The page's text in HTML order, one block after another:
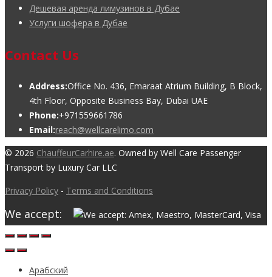
Дешевая аренда лимузинов в Дубае
Услуги шофера в Дубае
Contact Us
Address:Office No. 436, Emaraat Atrium Building, B Block,
4th Floor, Opposite Business Bay, Dubai UAE
Phone:+971559661786
Email:reach@wellcarelimo.com
© 2026 ChauffeurCarhire.ae. Owned by Well Care Passenger
Transport by Luxury Car LLC
Privacy Policy - Terms and Conditions
We accept:
Арабский